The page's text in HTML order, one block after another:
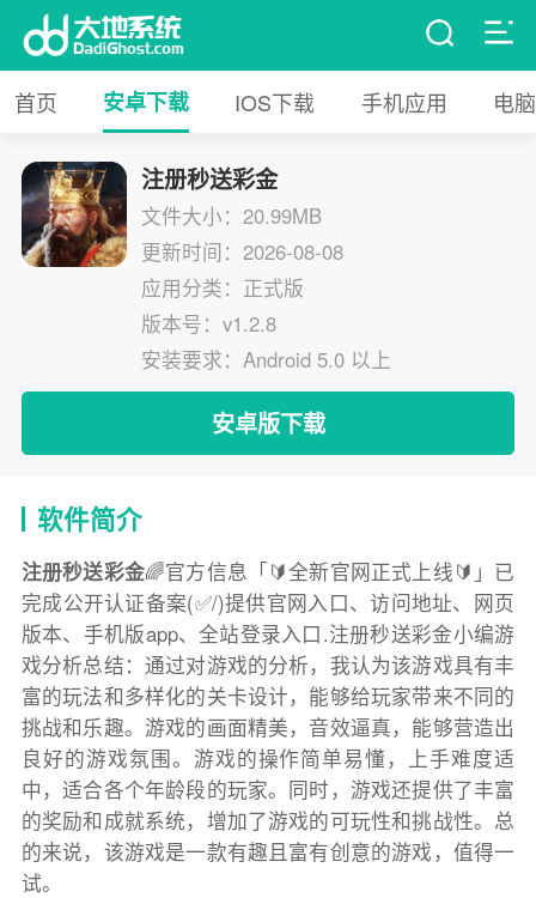
首页 安卓下载 IOS下载 手机应用 电
注册秒送彩金
文件大小：20.99MB
更新时间：2026-08-08
应用分类：正式版
版本号：v1.2.8
安装要求：Android 5.0 以上
安卓版下载
软件简介
注册秒送彩金🌈官方信息「🔰全新官网正式上线🔰」已
完成公开认证备案(✅/)提供官网入口、访问地址、网页
版本、手机版app、全站登录入口.注册秒送彩金小编游
戏分析总结：通过对游戏的分析，我认为该游戏具有丰
富的玩法和多样化的关卡设计，能够给玩家带来不同的
挑战和乐趣。游戏的画面精美，音效逼真，能够营造出
良好的游戏氛围。游戏的操作简单易懂，上手难度适
中，适合各个年龄段的玩家。同时，游戏还提供了丰富
的奖励和成就系统，增加了游戏的可玩性和挑战性。总
的来说，该游戏是一款有趣且富有创意的游戏，值得一
试。